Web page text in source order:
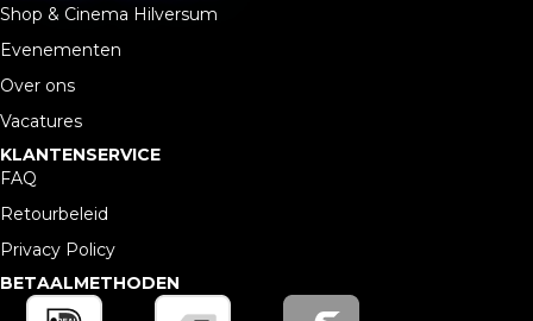
Shop & Cinema Hilversum
Evenementen
Over ons
Vacatures
KLANTENSERVICE
FAQ
Retourbeleid
Privacy Policy
BETAALMETHODEN